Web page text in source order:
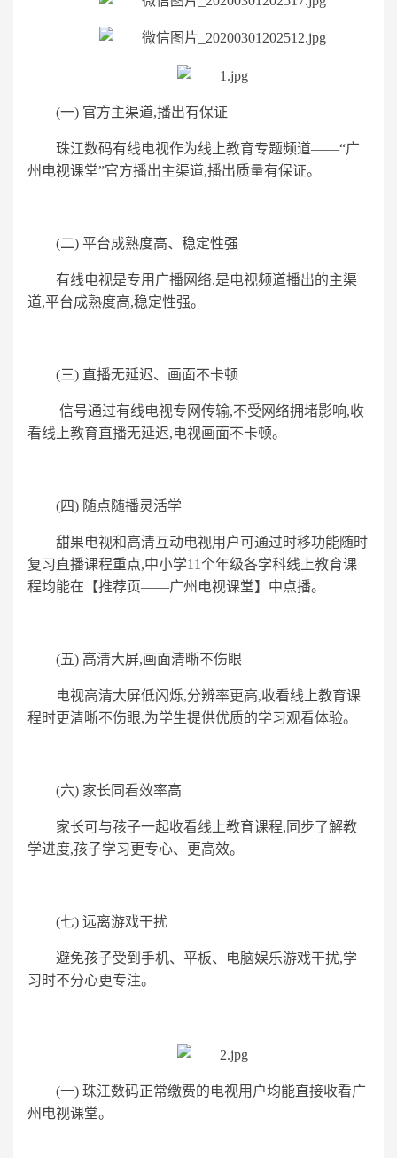
(一) 官方主渠道,播出有保证
珠江数码有线电视作为线上教育专题频道——“广
州电视课堂”官方播出主渠道,播出质量有保证。
(二) 平台成熟度高、稳定性强
有线电视是专用广播网络,是电视频道播出的主渠
道,平台成熟度高,稳定性强。
(三) 直播无延迟、画面不卡顿
信号通过有线电视专网传输,不受网络拥堵影响,收
看线上教育直播无延迟,电视画面不卡顿。
(四) 随点随播灵活学
甜果电视和高清互动电视用户可通过时移功能随时
复习直播课程重点,中小学11个年级各学科线上教育课
程均能在【推荐页——广州电视课堂】中点播。
(五) 高清大屏,画面清晰不伤眼
电视高清大屏低闪烁,分辨率更高,收看线上教育课
程时更清晰不伤眼,为学生提供优质的学习观看体验。
(六) 家长同看效率高
家长可与孩子一起收看线上教育课程,同步了解教
学进度,孩子学习更专心、更高效。
(七) 远离游戏干扰
避免孩子受到手机、平板、电脑娱乐游戏干扰,学
习时不分心更专注。
(一) 珠江数码正常缴费的电视用户均能直接收看广
州电视课堂。